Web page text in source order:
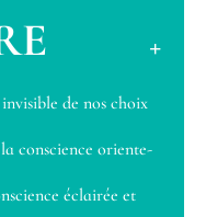
de nos choix
conscience oriente-
éclairée et